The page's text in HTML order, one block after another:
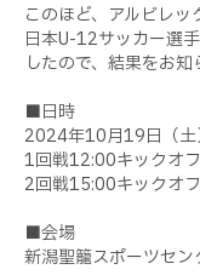
このほど、アルビレ
日本U-12サッカー選
したので、結果をお知
■日時
2024年10月19日（
1回戦12:00キックオフ
2回戦15:00キックオフ
■会場
新潟聖籠スポーツセ